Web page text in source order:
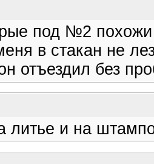
под №2
в стакан не
отъездил без
и на